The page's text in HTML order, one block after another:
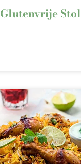
Glutenvrije Stol